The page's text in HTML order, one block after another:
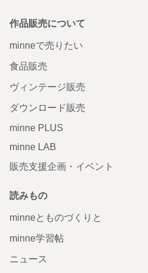
作品販売について
minneで売りたい
食品販売
ヴィンテージ販売
ダウンロード販売
minne PLUS
minne LAB
販売支援企画・イベント
読みもの
minneとものづくりと
minne学習帖
ニュース